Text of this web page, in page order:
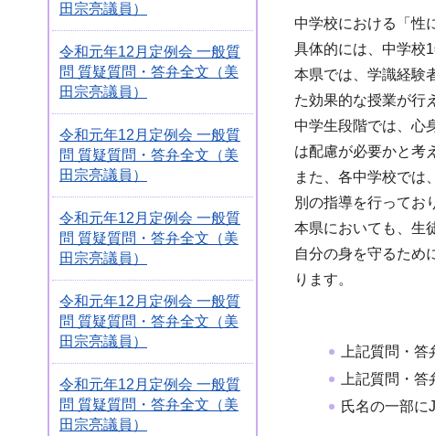
田宗亮議員）
令和元年12月定例会 一般質
問 質疑質問・答弁全文（美
田宗亮議員）
令和元年12月定例会 一般質
問 質疑質問・答弁全文（美
田宗亮議員）
令和元年12月定例会 一般質
問 質疑質問・答弁全文（美
田宗亮議員）
令和元年12月定例会 一般質
問 質疑質問・答弁全文（美
田宗亮議員）
令和元年12月定例会 一般質
問 質疑質問・答弁全文（美
田宗亮議員）
中学校における「性
具体的には、中学校
本県では、学識経験
た効果的な授業が行
中学生段階では、心
は配慮が必要かと考
また、各中学校では
別の指導を行ってお
本県においても、生
自分の身を守るため
ります。
上記質問・答
上記質問・
氏名の一部に